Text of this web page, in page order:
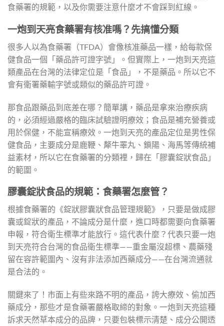
食藥署的規範，以及你需要注意什麼才不會踩到紅線。
一炮到天亮食藥署有核准嗎？先搞懂分類
很多人以為食藥署（TFDA）會像核准藥品一樣，給每款保
健食品一個「藥品許可證字號」。但實際上，一炮到天亮這
類產品在台灣的法律定位是「食品」，不是藥品。所以它不
會有衛署藥輸字號或類似的藥品許可證。
那食品跟藥品到底差在哪？簡單講，藥品是拿來治療疾病
的，必須經過嚴格的臨床試驗證明療效；食品是補充營養或
用於保健，不能宣稱療效。一炮到天亮的產品定位是男性保
健食品，主要成分是鹿鞭、犛牛睪丸、鎖陽、海馬等傳統補
益素材，所以它在食藥署的分類裡，歸在「膠囊錠狀食品」
的範圍。
膠囊錠狀食品的規範：食藥署怎麼管？
根據食藥署的《錠狀膠囊狀食品管理規範》，只要是做成膠
囊或錠狀的產品，不論成分是什麼，進口時都需要向食藥署
申報，符合衛生標準才能放行。這代表什麼？代表只要一炮
到天亮符合台灣的食品衛生標準——重金屬沒超標、農藥殘
留在容許範圍內、沒有非法添加西藥成分——在台灣流通就
是合法的。
關鍵來了！市面上有些來路不明的產品，誇大療效、偷加西
藥成分，那些才是食藥署嚴格取締的對象。一炮到天亮這種
訴求天然草本成分的品牌，只要包裝標示清楚、成分公開透